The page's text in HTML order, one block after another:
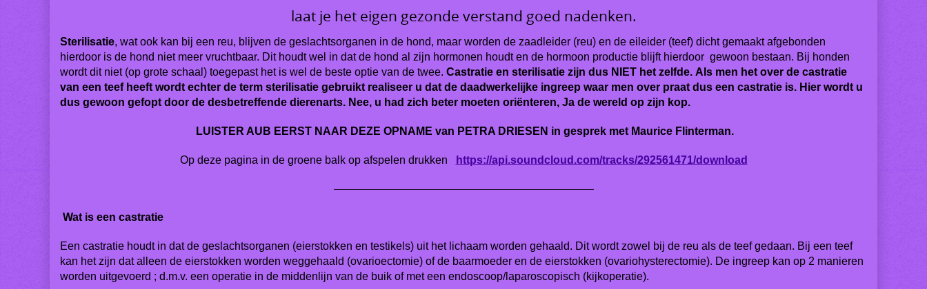
laat je het eigen gezonde verstand goed nadenken.
Sterilisatie, wat ook kan bij een reu, blijven de geslachtsorganen in de hond, maar worden de zaadleider (reu) en de eileider (teef) dicht gemaakt afgebonden
hierdoor is de hond niet meer vruchtbaar. Dit houdt wel in dat de hond al zijn hormonen houdt en de hormoon productie blijft hierdoor gewoon bestaan. Bij honden
wordt dit niet (op grote schaal) toegepast het is wel de beste optie van de twee. Castratie en sterilisatie zijn dus NIET het zelfde. Als men het over de castratie
van een teef heeft wordt echter de term sterilisatie gebruikt realiseer u dat de daadwerkelijke ingreep waar men over praat dus een castratie is. Hier wordt u
dus gewoon gefopt door de desbetreffende dierenarts. Nee, u had zich beter moeten oriënteren, Ja de wereld op zijn kop.
LUISTER AUB EERST NAAR DEZE OPNAME van PETRA DRIESEN in gesprek met Maurice Flinterman.
Op deze pagina in de groene balk op afspelen drukken https://api.soundcloud.com/tracks/292561471/download
—————————————————————————————
Wat is een castratie
Een castratie houdt in dat de geslachtsorganen (eierstokken en testikels) uit het lichaam worden gehaald. Dit wordt zowel bij de reu als de teef gedaan. Bij een teef
kan het zijn dat alleen de eierstokken worden weggehaald (ovarioectomie) of de baarmoeder en de eierstokken (ovariohysterectomie). De ingreep kan op 2 manieren
worden uitgevoerd ; d.m.v. een operatie in de middenlijn van de buik of met een endoscoop/laparoscopisch (kijkoperatie).